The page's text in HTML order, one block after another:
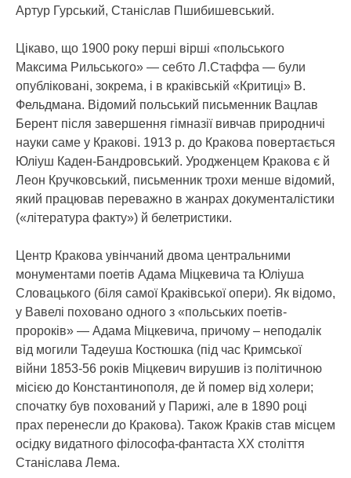
Артур Гурський, Станіслав Пшибишевський.
Цікаво, що 1900 року перші вірші «польського
Максима Рильського» — себто Л.Стаффа — були
опубліковані, зокрема, і в краківській «Критиці» В.
Фельдмана. Відомий польський письменник Вацлав
Берент після завершення гімназії вивчав природничі
науки саме у Кракові. 1913 р. до Кракова повертається
Юліуш Каден-Бандровський. Уродженцем Кракова є й
Леон Кручковський, письменник трохи менше відомий,
який працював переважно в жанрах документалістики
(«література факту») й белетристики.
Центр Кракова увінчаний двома центральними
монументами поетів Адама Міцкевича та Юліуша
Словацького (біля самої Краківської опери). Як відомо,
у Вавелі поховано одного з «польських поетів-
пророків» — Адама Міцкевича, причому – неподалік
від могили Тадеуша Костюшка (під час Кримської
війни 1853-56 років Міцкевич вирушив із політичною
місією до Константинополя, де й помер від холери;
спочатку був похований у Парижі, але в 1890 році
прах перенесли до Кракова). Також Краків став місцем
осідку видатного філософа-фантаста ХХ століття
Станіслава Лема.